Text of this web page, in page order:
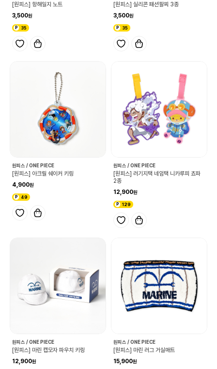
[원피스] 항해일지 노트
3,500
35
[원피스] 실리콘 패션팔찌 3종
3,500
35
원피스 / ONE PIECE
[원피스] 아크릴 쉐이커 키링
4,900
49
원피스 / ONE PIECE
[원피스] 러기지택 네임택 니카루피 쵸파
2종
12,900
129
원피스 / ONE PIECE
[원피스] 마린 캡모자 파우치 키링
12,900
원피스 / ONE PIECE
[원피스] 마린 러그 거실매트
15,900